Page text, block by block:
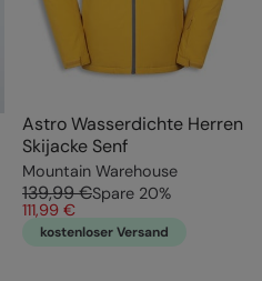
Astro Wasserdichte Herren
Skijacke Senf
Mountain Warehouse
139,99 €Spare 20%
111,99 €
kostenloser Versand